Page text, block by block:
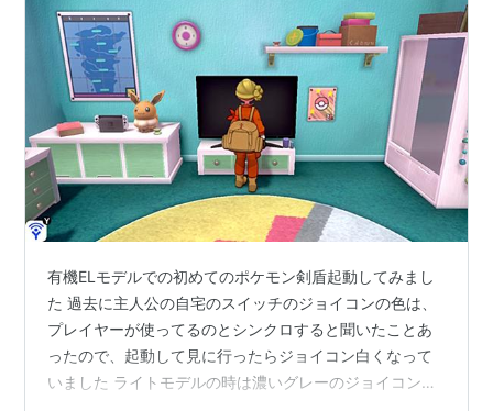
有機ELモデルでの初めてのポケモン剣盾起動してみまし
た 過去に主人公の自宅のスイッチのジョイコンの色は、
プレイヤーが使ってるのとシンクロすると聞いたことあ
ったので、起動して見に行ったらジョイコン白くなって
いました ライトモデルの時は濃いグレーのジョイコンだ